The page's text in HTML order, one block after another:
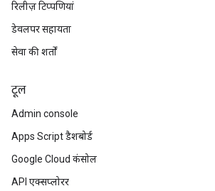
रिलीज़ टिप्पणियां
डेवलपर सहायता
सेवा की शर्तों
टूल
Admin console
Apps Script डैशबोर्ड
Google Cloud कंसोल
API एक्सप्लोरर